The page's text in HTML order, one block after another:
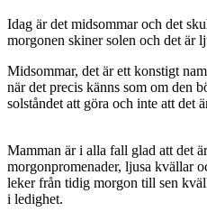
Idag är det midsommar och det
morgonen skiner solen och det är
Midsommar, det är ett konstigt
när det precis känns som om den
solståndet att göra och inte att det
Mamman är i alla fall glad att det
morgonpromenader, ljusa kvällar
leker från tidig morgon till sen
i ledighet.